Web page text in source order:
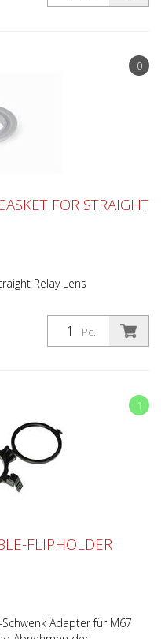
0
Pc.
FOR STRAIGHT
Relay Lens
1
FLIPHOLDER
Adapter für M67